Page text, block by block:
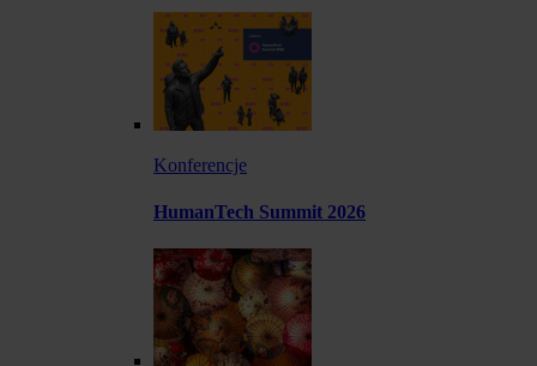
Konferencje
HumanTech Summit 2026